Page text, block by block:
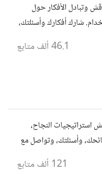
وتبادل الأفكار حول
شارك أفكارك وأسئلتك،
46.1 ألف متابع
استراتيجيات النجاح،
وأسئلتك، وتواصل مع
121 ألف متابع